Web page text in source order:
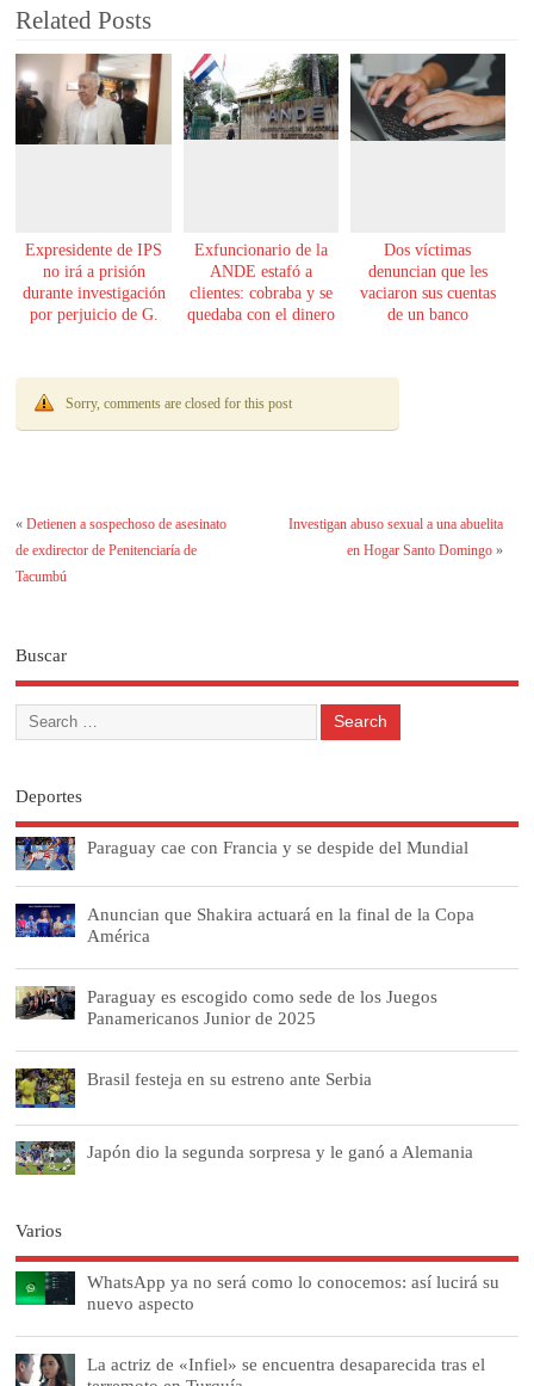
Related Posts
Expresidente de IPS
no irá a prisión
durante investigación
por perjuicio de G.
Exfuncionario de la
ANDE estafó a
clientes: cobraba y se
quedaba con el dinero
Dos víctimas
denuncian que les
vaciaron sus cuentas
de un banco
Sorry, comments are closed for this post
«Detienen a sospechoso de asesinato
de exdirector de Penitenciaría de
Tacumbú
Investigan abuso sexual a una abuelita
en Hogar Santo Domingo»
Buscar
Deportes
Paraguay cae con Francia y se despide del Mundial
Anuncian que Shakira actuará en la final de la Copa
América
Paraguay es escogido como sede de los Juegos
Panamericanos Junior de 2025
Brasil festeja en su estreno ante Serbia
Japón dio la segunda sorpresa y le ganó a Alemania
Varios
WhatsApp ya no será como lo conocemos: así lucirá su
nuevo aspecto
La actriz de «Infiel» se encuentra desaparecida tras el